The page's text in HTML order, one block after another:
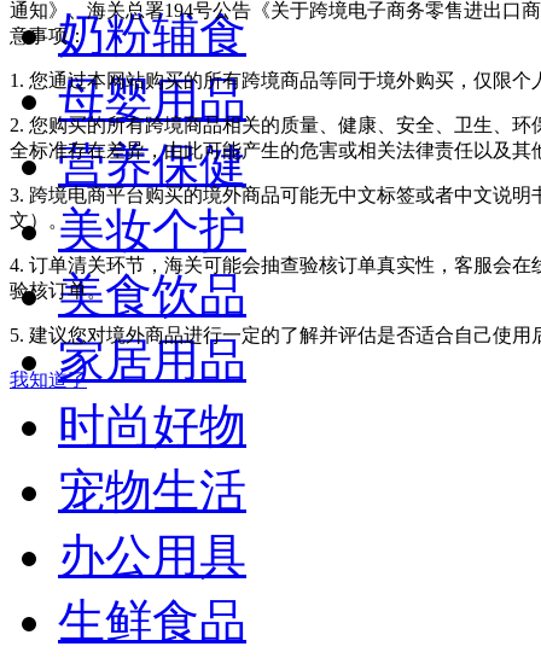
通知》、海关总署194号公告《关于跨境电子商务零售进出口
意事项：
1. 您通过本网站购买的所有跨境商品等同于境外购买，仅限
2. 您购买的所有跨境商品相关的质量、健康、安全、卫生、
全标准存在差异，由此可能产生的危害或相关法律责任以及
3. 跨境电商平台购买的境外商品可能无中文标签或者中文说
文）。
4. 订单清关环节，海关可能会抽查验核订单真实性，客服会
验核订单。
5. 建议您对境外商品进行一定的了解并评估是否适合自己使用
我知道了
奶粉辅食
母婴用品
营养保健
美妆个护
美食饮品
家居用品
时尚好物
宠物生活
办公用具
生鲜食品